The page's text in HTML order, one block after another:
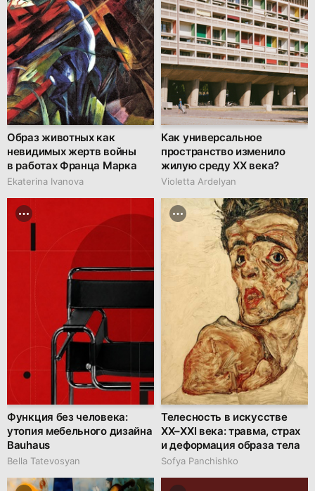
Образ животных как
невидимых жертв войны
в работах Франца Марка
Ekaterina Ivanova
Как универсальное
пространство изменило
жилую среду XX века?
Violetta Ardelyan
Функция без человека:
утопия мебельного дизайна
Bauhaus
Bella Tatevosyan
Телесность в искусстве
XX–XXI века: травма, страх
и деформация образа тела
Sofya Panchishko